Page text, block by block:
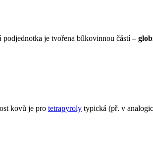
podjednotka je tvořena bílkovinnou částí –
kovů je pro tetrapyroly typická (př. v